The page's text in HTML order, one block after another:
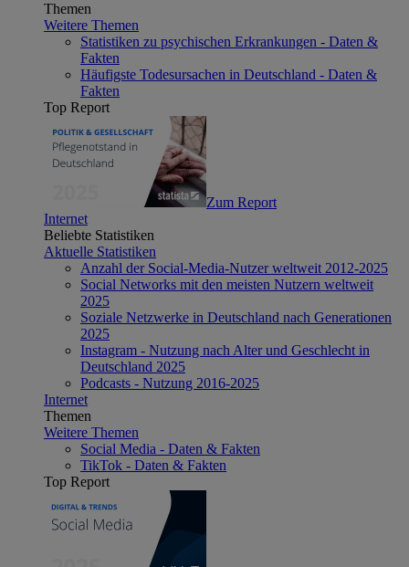
Themen
Weitere Themen
Statistiken zu psychischen Erkrankungen - Daten &
Fakten
Häufigste Todesursachen in Deutschland - Daten &
Fakten
Top Report
Zum Report
Internet
Beliebte Statistiken
Aktuelle Statistiken
Anzahl der Social-Media-Nutzer weltweit 2012-2025
Social Networks mit den meisten Nutzern weltweit
2025
Soziale Netzwerke in Deutschland nach Generationen
2025
Instagram - Nutzung nach Alter und Geschlecht in
Deutschland 2025
Podcasts - Nutzung 2016-2025
Internet
Themen
Weitere Themen
Social Media - Daten & Fakten
TikTok - Daten & Fakten
Top Report